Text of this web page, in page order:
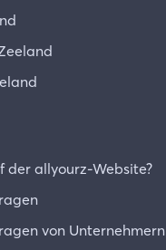
der allyourz-Website?
von Unternehmern